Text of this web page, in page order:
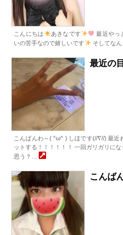
こんにちは あきなです 最近やっ
いの苦手なので嬉しいです
そしてな
最近の
こんばんわ～( ^ω^ ) しほです(//∇//) 最近
ットする！！！！！！ 一回ガリガリに
思う？…
こんば